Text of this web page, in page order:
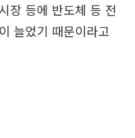
장 등에 반도체 등 전
늘었기 때문이라고